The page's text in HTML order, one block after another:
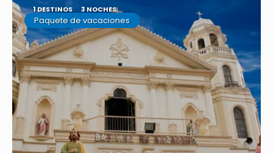
1 DESTINOS 3 NOCHES
Paquete de vacaciones